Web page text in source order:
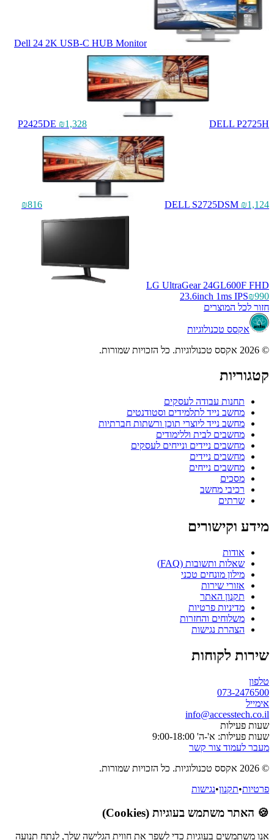
Dell 24 2K USB-C HUB Monitor
P2425DE ₪1,328 DELL P2725H
₪816 DELL S2725DSM ₪1,124
LG UltraGear 24GL600F FHD
23.6inch 1ms IPS₪990
חזור לכל המוצרים
אקסס טכנולוגיות
© 2026 אקסס טכנולוגיות. כל הזכויות שמורות.
קטגוריות
תחנות עבודה לעסקים
מחשב נייד לתלמידים וסטודנטים
מחשב נייד ליוצרי תוכן ורשתות חברתיות
מחשבים לבית וללימודים
מחשבים ניידים ונייחים לעסקים
מחשבים ניידים
מחשבים נייחים
מסכים
רכיבי מחשב
שרתים
מידע וקישורים
אודות
שאלות ותשובות (FAQ)
מילון מונחים טכני
אזורי שירות
תקנון האתר
מדיניות פרטיות
משלוחים והחזרות
הצהרת נגישות
שירות לקוחות
טלפון
073-2476500
אימייל
info@accesstech.co.il
שעות פעילות
שעות פעילות: א'-ה' 9:00-18:00
מעבר לעמוד צור קשר
© 2026 אקסס טכנולוגיות. כל הזכויות שמורות.
פרטיות•תקנון•נגישות
🍪 האתר משתמש בעוגיות (Cookies)
אנו משתמשים בעוגיות כדי לשפר את חווית הגלישה שלך, לנתח תנועה